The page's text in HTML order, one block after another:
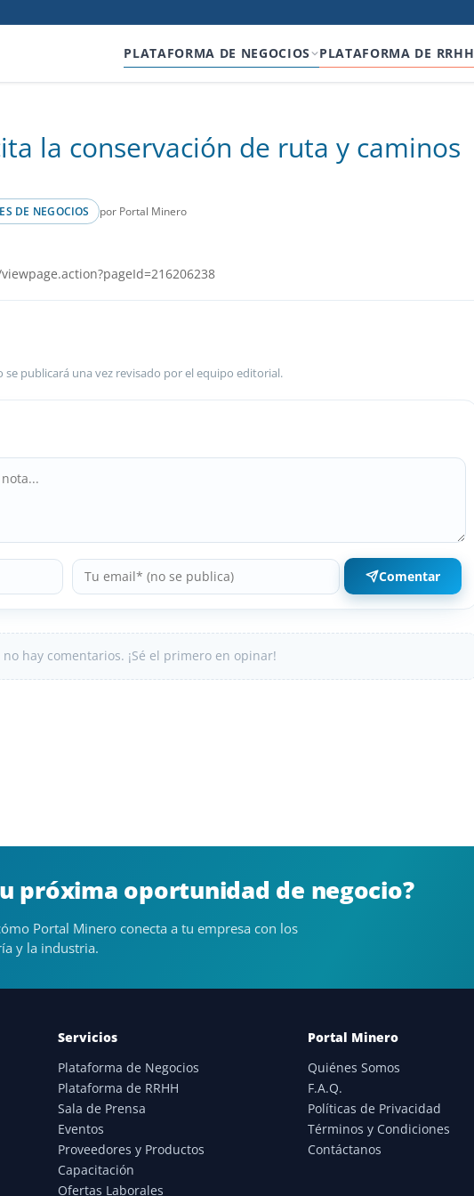
PLATAFORMA DE NEGOCIOS PLATAFORMA DE RRHH
la conservación de ruta y caminos
DE NEGOCIOS por Portal Minero
publicará una vez revisado por el equipo editorial.
Comentar
no hay comentarios. ¡Sé el primero en opinar!
próxima oportunidad de negocio?
Portal Minero conecta a tu empresa con los
y la industria.
Servicios
Plataforma de Negocios
Plataforma de RRHH
Sala de Prensa
Eventos
Proveedores y Productos
Capacitación
Ofertas Laborales
Portal Minero
Quiénes Somos
F.A.Q.
Políticas de Privacidad
Términos y Condiciones
Contáctanos